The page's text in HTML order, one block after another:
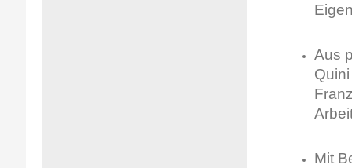
Aus
Mit